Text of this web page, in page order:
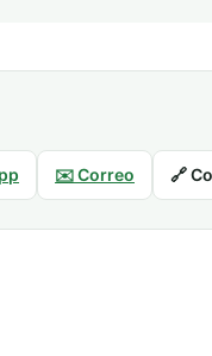
✉️ Correo 🔗